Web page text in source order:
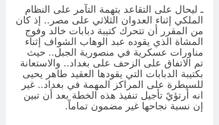
ـ ليحال على التقاعد بتهمة التآمر على النظام
الملكي إثناء العدوان الثلاثي على مصر.. إذ كان
من المقرر أن تتحرك كتيبة دبابات خالد وفوج
المشاة الذي يقوده عبد الوهاب الشواف إثناء
مناورات عسكرية في منصورية الجبل.. حيث
تم الاتفاق على الزحف على بغداد.. والاستعانة
بكتيبة الدبابات التي يقودها العقيد طاهر يحيى
للسيطرة على المراكز المهمة في بغداد.. غير
انه أرتؤيً تأجيل تنفيذ هذه الخطة بعد أن تبين
إن نسبة نجاحها غير مضمون تماماً.